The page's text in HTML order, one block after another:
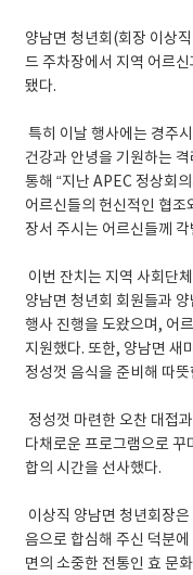
양남면 청년회(회장 이상
드 주차장에서 지역 어르
됐다.
특히 이날 행사에는 경주
건강과 안녕을 기원하는
통해 “지난 APEC 정상회
어르신들의 헌신적인 협조
장서 주시는 어르신들께
이번 잔치는 지역 사회단
양남면 청년회 회원들과
행사 진행을 도왔으며, 어
지원했다. 또한, 양남면 새
정성껏 음식을 준비해 따
정성껏 마련한 오찬 대접
다채로운 프로그램으로
합의 시간을 선사했다.
이상직 양남면 청년회장
음으로 합심해 주신 덕분
면의 소중한 전통인 효 문